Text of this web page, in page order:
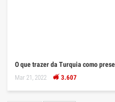
O que trazer da Turquia como
Mar 21, 2022 3.607